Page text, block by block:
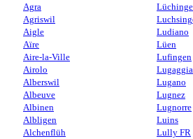
Agra
Agriswil
Aigle
Aïre
Aire-la-Ville
Airolo
Alberswil
Albeuve
Albinen
Albligen
Alchenflüh
Ludiano
Lüen
Lufingen
Lugaggia
Lugano
Lugnez
Lugnorre
Luins
Lully FR